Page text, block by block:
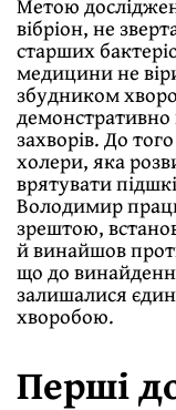
вібріон, не
старших
медицини не
збудником
захворів. До
холери, яка
врятувати
Володимир
зрештою,
й винайшов
що до
залишалися
хворобою.
Перші